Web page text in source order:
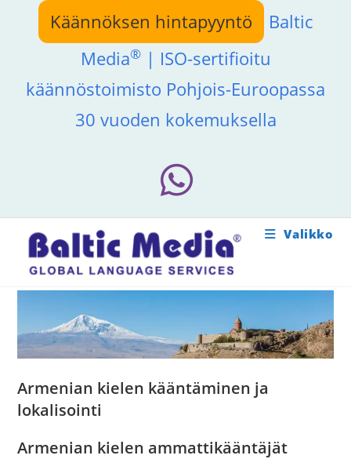
sisältöön
Käännöksen hintapyyntö
Baltic
Media®| ISO-sertifioitu
käännöstoimisto Pohjois-Euroopassa
30 vuoden kokemuksella
Valikko
Armenian kielen kääntäminen ja
lokalisointi
Armenian kielen ammattikääntäjät